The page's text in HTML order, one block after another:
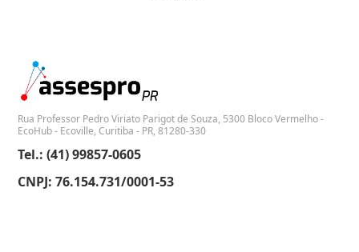
Rua Professor Pedro Viriato Parigot de Souza, 5300 Bloco Vermelho -
EcoHub - Ecoville, Curitiba - PR, 81280-330
Tel.: (41) 99857-0605
CNPJ: 76.154.731/0001-53